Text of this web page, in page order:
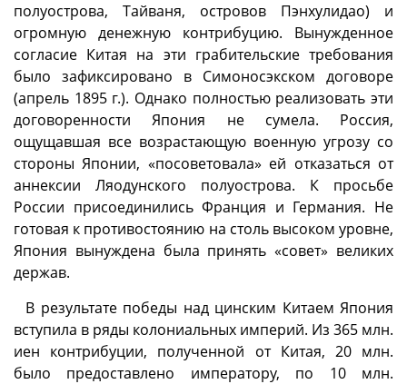
полуострова, Тайваня, островов Пэнхулидао) и
огромную денежную контрибуцию. Вынужденное
согласие Китая на эти грабительские требования
было зафиксировано в Симоносэкском договоре
(апрель 1895 г.). Однако полностью реализовать эти
договоренности Япония не сумела. Россия,
ощущавшая все возрастающую военную угрозу со
стороны Японии, «посоветовала» ей отказаться от
аннексии Ляодунского полуострова. К просьбе
России присоединились Франция и Германия. Не
готовая к противостоянию на столь высоком уровне,
Япония вынуждена была принять «совет» великих
держав.
В результате победы над цинским Китаем Япония
вступила в ряды колониальных империй. Из 365 млн.
иен контрибуции, полученной от Китая, 20 млн.
было предоставлено императору, по 10 млн.